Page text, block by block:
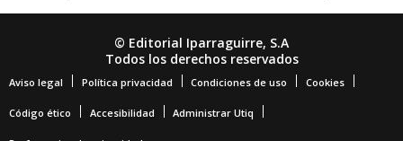
© Editorial Iparraguirre, S.A
Todos los derechos reservados
Aviso legal Política privacidad Condiciones de uso Cookies
Código ético Accesibilidad Administrar Utiq